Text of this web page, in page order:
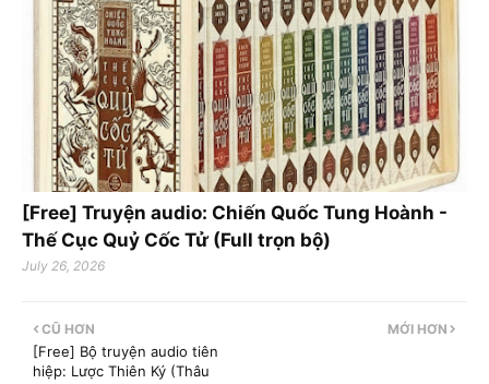
[Free] Truyện audio: Chiến Quốc Tung Hoành -
Thế Cục Quỷ Cốc Tử (Full trọn bộ)
July 26, 2026
MỚI HƠN
CŨ HƠN
[Free] Bộ truyện audio tiên
hiệp: Lược Thiên Ký (Thâu